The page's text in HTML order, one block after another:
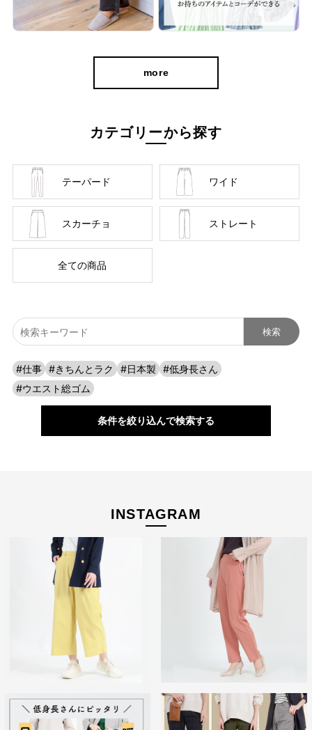
美しく、はきやすく、長く使える
お届けしたいのは、人の手から生まれる本物の良さと安心
感。 ベーシックなデザインだからこそ「はきやすい」「長
く使える」という基本を忠実に守り、独自デザインのパンツ
ストレッチパンツへのこだわり
たどり着いたのは上質なストレッチ素材とシルエットから作
られるストレートパンツ。当店のパンツは、年齢にかかわら
ず、女性なら誰もが抱える体型の悩みに寄り添い、 変化し
やすい女性の体形にしっかりフィット、サポート。 長時間
はいていても疲れにくく、キレイと快適を両立します。
繊維のまちで福山で、年54万本のパンツ
を生産
more
カテゴリーから探す
テーパード ワイド
スカーチョ ストレート
全ての商品
#仕事 #きちんとラク #日本製
#低身長さん
#ウエスト総ゴム
条件を絞り込んで検索する
INSTAGRAM